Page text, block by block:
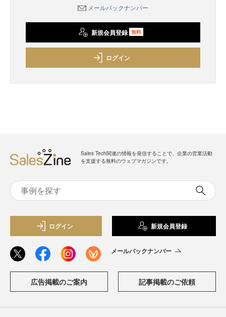
メールバックナンバー
新規会員登録 無料
ログイン
Sales Tech関連の情報を発信することで、企業の営業活動
を支援する無料のウェブマガジンです。
ログイン 新規会員登録
メールバックナンバー
広告掲載のご案内 記事掲載のご依頼